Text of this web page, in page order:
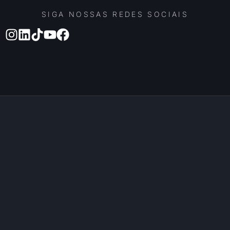
SIGA NOSSAS REDES SOCIAIS